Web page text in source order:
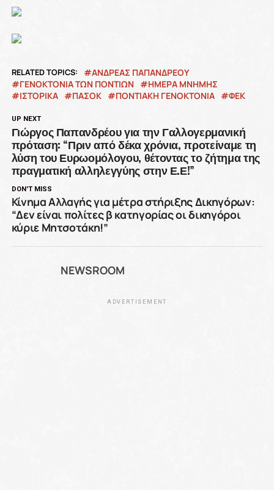
RELATED TOPICS:
ΑΝΔΡΕΑΣ ΠΑΠΑΝΔΡΕΟΥ
ΓΕΝΟΚΤΟΝΙΑ ΤΩΝ ΠΟΝΤΙΩΝ
ΗΜΕΡΑ ΜΝΗΜΗΣ
ΙΣΤΟΡΙΚΆ
ΠΑΣΟΚ ΠΟΝΤΙΑΚΗ ΓΕΝΟΚΤΟΝΙΑ ΦΕΚ
UP NEXT
Γιώργος Παπανδρέου για την Γαλλογερμανική
πρόταση: “Πριν από δέκα χρόνια, προτείναμε τη
λύση του Ευρωομόλογου, θέτοντας το ζήτημα της
πραγματική αλληλεγγύης στην Ε.Ε!”
DON'T MISS
Κίνημα Αλλαγής για μέτρα στήριξης Δικηγόρων:
“Δεν είναι πολίτες β κατηγορίας οι δικηγόροι
κύριε Μητσοτάκη!”
NEWSROOM
ADVERTISEMENT